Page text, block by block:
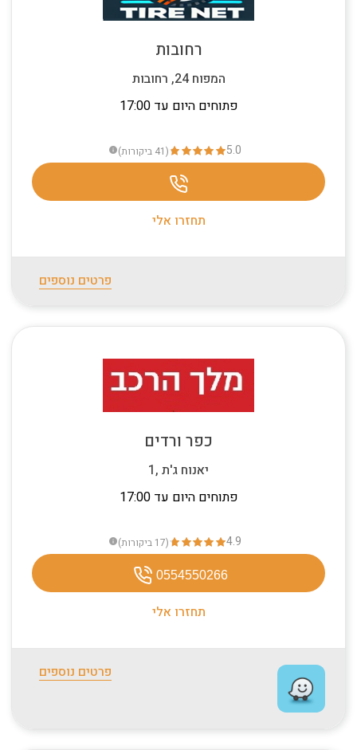
פתוחים היום עד 17:00
רחובות
המפוח 24, רחובות
5.0
(41 ביקורות)
info
תחזרו אלי
פרטים נוספים
פתוחים היום עד 17:00
כפר ורדים
1, יאנוח ג'ת
4.9
(17 ביקורות)
info
0554550266
תחזרו אלי
פרטים נוספים